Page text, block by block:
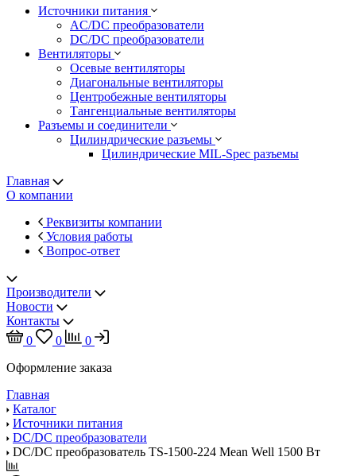
Источники питания
AC/DC преобразователи
DC/DC преобразователи
Вентиляторы
Осевые вентиляторы
Диагональные вентиляторы
Центробежные вентиляторы
Тангенциальные вентиляторы
Разъемы и соединители
Цилиндрические разъемы
Цилиндрические MIL-Spec разъемы
Главная
О компании
Реквизиты компании
Условия работы
Вопрос-ответ
Производители
Новости
Контакты
0
0
0
Оформление заказа
Главная
Каталог
Источники питания
DC/DC преобразователи
DC/DC преобразователь TS-1500-224 Mean Well 1500 Вт